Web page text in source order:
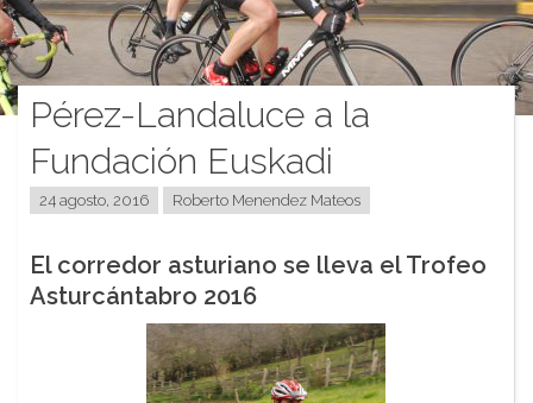
Pérez-Landaluce a la
Fundación Euskadi
24 agosto, 2016 Roberto Menendez Mateos
El corredor asturiano se lleva el Trofeo
Asturcántabro 2016